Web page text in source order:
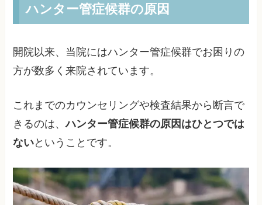
ハンター管症候群の原因
開院以来、当院にはハンター管症候群でお困りの
方が数多く来院されています。
これまでのカウンセリングや検査結果から断言で
きるのは、ハンター管症候群の原因はひとつでは
ないということです。